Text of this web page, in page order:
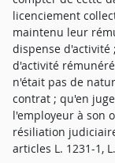
licenciement
maintenu leur
dispense d'activité
d'activité
n'était pas de
contrat ; qu'en
l'employeur à son
résiliation
articles L. 1231-1,